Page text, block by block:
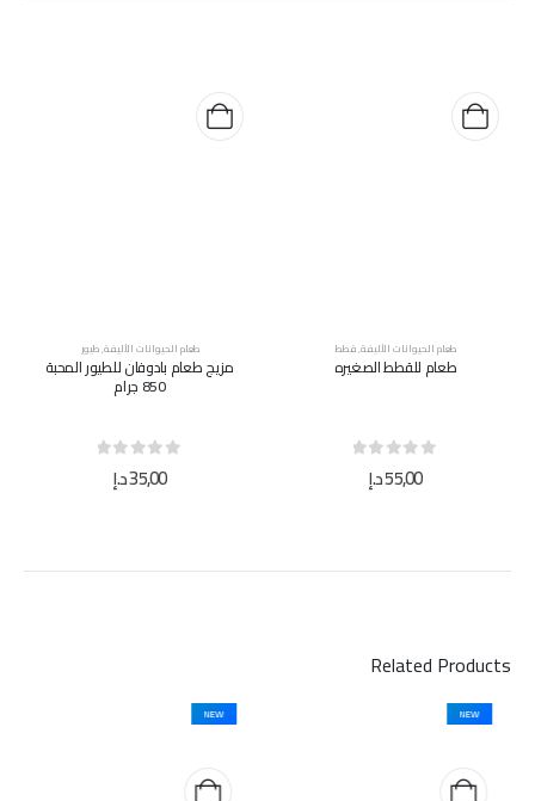
طعام الحيوانات الأليفة,قطط
طعام للقطط الصغيره
55,00د.إ
طعام الحيوانات الأليفة,طيور
مزيج طعام بادوفان للطيور المحبة
850 جرام
35,00د.إ
Related Products
NEW
NEW